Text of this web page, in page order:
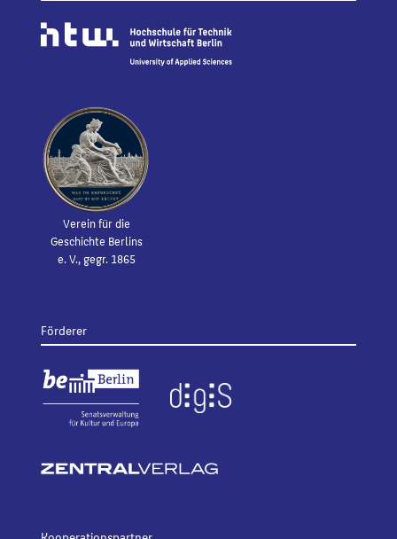
Verein für die
Geschichte Berlins
e. V., gegr. 1865
Förderer